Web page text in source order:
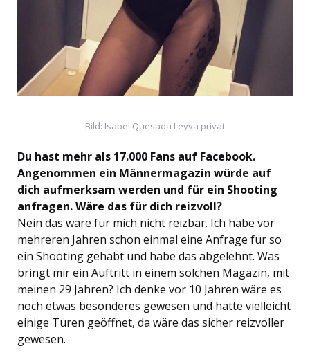
Bild: Isabel Quesada Leyva privat
Du hast mehr als 17.000 Fans auf Facebook.
Angenommen ein Männermagazin würde auf
dich aufmerksam werden und für ein Shooting
anfragen. Wäre das für dich reizvoll?
Nein das wäre für mich nicht reizbar. Ich habe vor
mehreren Jahren schon einmal eine Anfrage für so
ein Shooting gehabt und habe das abgelehnt. Was
bringt mir ein Auftritt in einem solchen Magazin, mit
meinen 29 Jahren? Ich denke vor 10 Jahren wäre es
noch etwas besonderes gewesen und hätte vielleicht
einige Türen geöffnet, da wäre das sicher reizvoller
gewesen.